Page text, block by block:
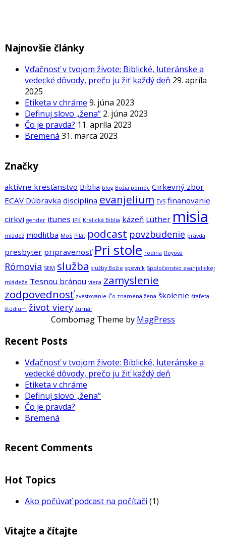
Najnovšie články
Vďačnosť v tvojom živote: Biblické, luteránske a
vedecké dôvody, prečo ju žiť každý deň 29. apríla
2025
Etiketa v chráme 9. júna 2023
Definuj slovo „žena“ 2. júna 2023
Čo je pravda? 11. apríla 2023
Bremená 31. marca 2023
Značky
aktívne kresťanstvo Biblia blog Božia pomoc Cirkevný zbor
ECAV Dúbravka disciplína evanjelium EVS finanovanie
cirkvi gender itunes JPK Kralická Biblia kázeň Luther misia
mládež modlitba MoS Pilát podcast povzbudenie pravda
presbyter pripravenosť Pri stole rodina Royová
Rómovia SEM služba služby Božie spevník Spoločenstvo evanjelickej
mládeže Tesnou bránou viera zamyslenie
zodpovednosť zvestovanie Čo znamená žena školenie štafeta
štúdium život viery žurnál
Combomag Theme by MagPress
Recent Posts
Vďačnosť v tvojom živote: Biblické, luteránske a
vedecké dôvody, prečo ju žiť každý deň
Etiketa v chráme
Definuj slovo „žena“
Čo je pravda?
Bremená
Recent Comments
Hot Topics
Ako počúvať podcast na počítači (1)
Vitajte a čítajte